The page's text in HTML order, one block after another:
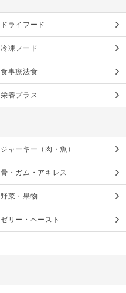
ドライフード
冷凍フード
食事療法食
栄養プラス
ジャーキー（肉・魚）
骨・ガム・アキレス
野菜・果物
ゼリー・ペースト